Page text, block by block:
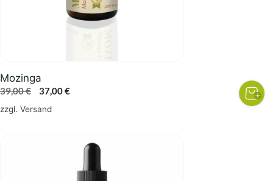
Mozinga
39,00€
Ursprünglicher
Preis
37,00€Aktueller
zzgl. Versand